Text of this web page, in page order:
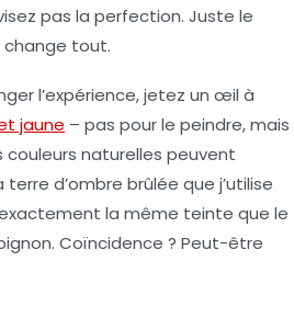
pas la perfection. Juste le
change tout.
l’expérience, jetez un œil à
jaune – pas pour le peindre, mais
naturelles peuvent
terre d’ombre brûlée que j’utilise
la même teinte que le
Coïncidence ? Peut-être